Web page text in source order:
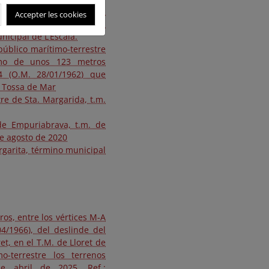
de costa de unos
M-45 a M-46 del
de L’Escala.
marítimo-terrestre
de unos 123 metros
28/01/1962) que
de Mar
de Sta. Margarida, t.m.
Empuriabrava, t.m. de
agosto de 2020
término municipal
entre los vértices M-A
1966), del deslinde del
en el T.M. de Lloret de
terrestre los terrenos
Accepter les cookies